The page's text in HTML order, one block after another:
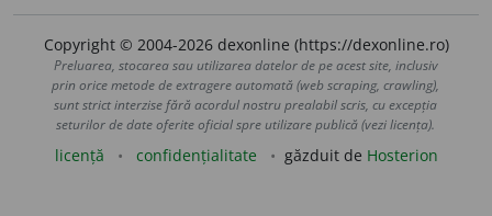
Copyright © 2004-2026 dexonline (https://dexonline.ro)
Preluarea, stocarea sau utilizarea datelor de pe acest site, inclusiv
prin orice metode de extragere automată (web scraping, crawling),
sunt strict interzise fără acordul nostru prealabil scris, cu excepția
seturilor de date oferite oficial spre utilizare publică (vezi licența).
licență confidențialitate găzduit de Hosterion